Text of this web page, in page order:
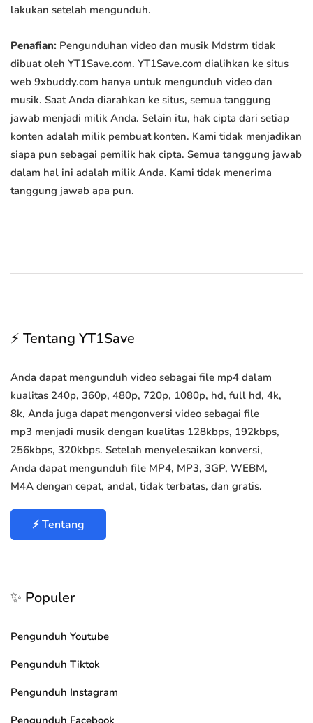
lakukan setelah mengunduh.
Penafian: Pengunduhan video dan musik Mdstrm tidak
dibuat oleh YT1Save.com. YT1Save.com dialihkan ke situs
web 9xbuddy.com hanya untuk mengunduh video dan
musik. Saat Anda diarahkan ke situs, semua tanggung
jawab menjadi milik Anda. Selain itu, hak cipta dari setiap
konten adalah milik pembuat konten. Kami tidak menjadikan
siapa pun sebagai pemilik hak cipta. Semua tanggung jawab
dalam hal ini adalah milik Anda. Kami tidak menerima
tanggung jawab apa pun.
⚡ Tentang YT1Save
Anda dapat mengunduh video sebagai file mp4 dalam
kualitas 240p, 360p, 480p, 720p, 1080p, hd, full hd, 4k,
8k, Anda juga dapat mengonversi video sebagai file
mp3 menjadi musik dengan kualitas 128kbps, 192kbps,
256kbps, 320kbps. Setelah menyelesaikan konversi,
Anda dapat mengunduh file MP4, MP3, 3GP, WEBM,
M4A dengan cepat, andal, tidak terbatas, dan gratis.
⚡ Tentang
✨ Populer
Pengunduh Youtube
Pengunduh Tiktok
Pengunduh Instagram